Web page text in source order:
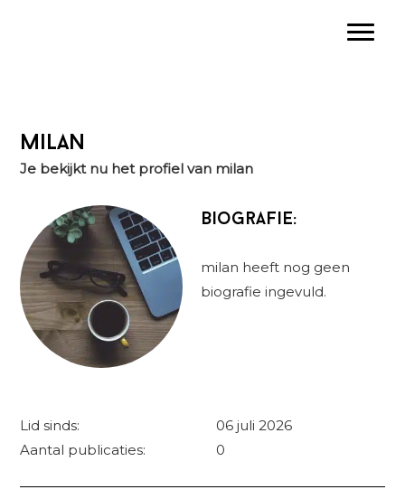
milan
Je bekijkt nu het profiel van milan
Biografie:
milan heeft nog geen
biografie ingevuld.
Lid sinds:
06 juli 2026
Aantal publicaties:
0